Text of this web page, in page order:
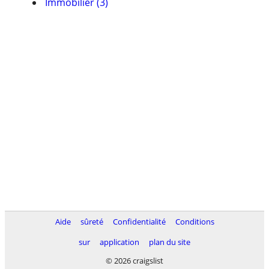
Aide sûreté Confidentialité
Conditions
sur
application
plan du site
© 2026 craigslist